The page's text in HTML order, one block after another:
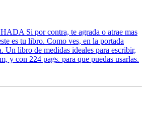
Si por contra, te agrada o atrae mas
es tu libro. Como ves, en la portada
Un libro de medidas ideales para escribir,
y con 224 pags. para que puedas usarlas.